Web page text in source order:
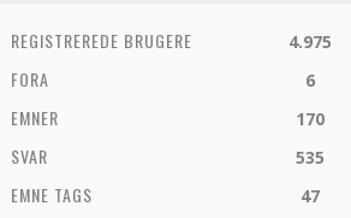
REGISTREREDE BRUGERE 4.975
FORA 6
EMNER 170
SVAR 535
EMNE TAGS 47